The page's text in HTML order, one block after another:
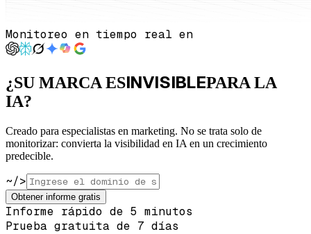
Monitoreo en tiempo real en
¿SU MARCA ESINVISIBLEPARA LA
IA?
Creado para especialistas en marketing. No se trata solo de
monitorizar: convierta la visibilidad en IA en un crecimiento
predecible.
~/>
Obtener informe gratis
Informe rápido de 5 minutos
Prueba gratuita de 7 días